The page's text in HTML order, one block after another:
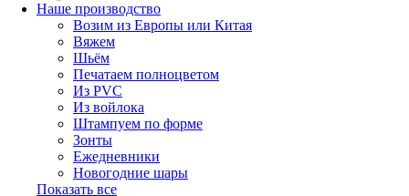
Наше производство
Возим из Европы или Китая
Вяжем
Шьём
Печатаем полноцветом
Из PVC
Из войлока
Штампуем по форме
Зонты
Ежедневники
Новогодние шары
Показать все